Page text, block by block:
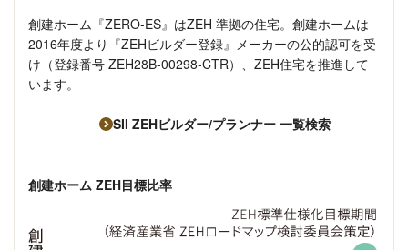
創建ホーム『ZERO-ES』はZEH 準拠の住宅。 創建ホームは
2016年度より『ZEHビルダー登録』メーカーの公的認可を受
け（登録番号 ZEH28B-00298-CTR）、 ZEH住宅を推進して
います。
SII ZEHビルダー/プランナー 一覧検索
創建ホーム ZEH目標比率